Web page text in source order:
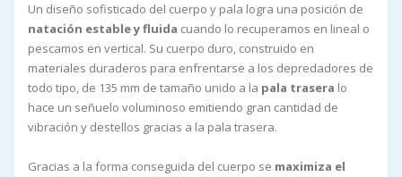
Un diseño sofisticado del cuerpo y pala logra una posición de
natación estable y fluida cuando lo recuperamos en lineal o
pescamos en vertical. Su cuerpo duro, construido en
materiales duraderos para enfrentarse a los depredadores de
todo tipo, de 135 mm de tamaño unido a la pala trasera lo
hace un señuelo voluminoso emitiendo gran cantidad de
vibración y destellos gracias a la pala trasera.
Gracias a la forma conseguida del cuerpo se maximiza el